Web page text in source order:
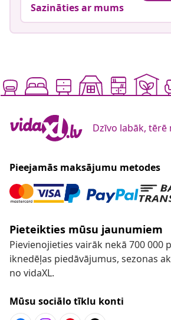
Sazināties ar mums
Dzīvo labāk, tērē
Pieejamās maksājumu metodes
Pieteikties mūsu jaunumiem
Pievienojieties vairāk nekā 700 000
iknedēļas piedāvājumus, sezonas
no vidaXL.
Mūsu sociālo tīklu konti